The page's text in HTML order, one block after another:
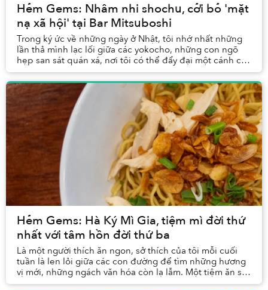
Hẻm Gems: Nhâm nhi shochu, cởi bỏ 'mặt
nạ xã hội' tại Bar Mitsuboshi
Trong ký ức về những ngày ở Nhật, tôi nhớ nhất những
lần thả mình lạc lối giữa các yokocho, những con ngõ
hẹp san sát quán xá, nơi tôi có thể đẩy đại một cánh cửa
nào đó mà chẳng biết điều gì đang chờ...
Hẻm Gems: Hà Ký Mì Gia, tiệm mì đời thứ
nhất với tâm hồn đời thứ ba
Là một người thích ăn ngon, sở thích của tôi mỗi cuối
tuần là len lỏi giữa các con đường để tìm những hương
vị mới, những ngách văn hóa còn lạ lẫm. Một tiệm ăn sẽ
ở lại tâm trí tôi nếu nó ngon, đương ...